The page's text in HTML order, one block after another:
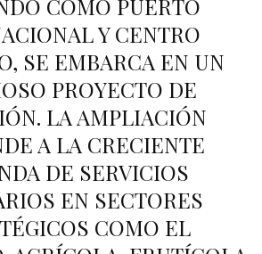
COMO PUERTO
Y CENTRO
SE EMBARCA EN UN
PROYECTO DE
LA AMPLIACIÓN
A LA CRECIENTE
DE SERVICIOS
EN SECTORES
COMO EL